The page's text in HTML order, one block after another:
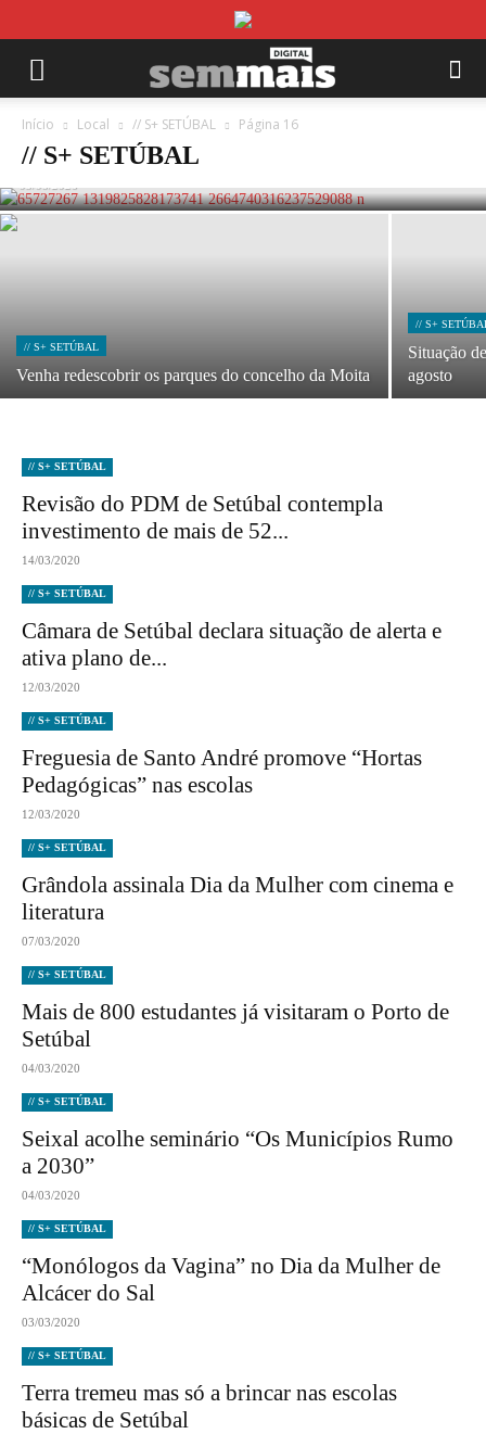
Início Local // S+ SETÚBAL Página 16
// S+ SETÚBAL
// S+ SETÚBAL
Festas do Barreiro: Dez dias de arromba
// S+ SETÚBAL
Venha redescobrir os parques do concelho da Moita
// S+
Situação
agosto
// S+ SETÚBAL
Revisão do PDM de Setúbal contempla
investimento de mais de 52...
14/03/2020
// S+ SETÚBAL
Câmara de Setúbal declara situação de alerta e
ativa plano de...
12/03/2020
// S+ SETÚBAL
Freguesia de Santo André promove “Hortas
Pedagógicas” nas escolas
12/03/2020
// S+ SETÚBAL
Grândola assinala Dia da Mulher com cinema e
literatura
07/03/2020
// S+ SETÚBAL
Mais de 800 estudantes já visitaram o Porto de
Setúbal
04/03/2020
// S+ SETÚBAL
Seixal acolhe seminário “Os Municípios Rumo
a 2030”
04/03/2020
// S+ SETÚBAL
“Monólogos da Vagina” no Dia da Mulher de
Alcácer do Sal
03/03/2020
// S+ SETÚBAL
Terra tremeu mas só a brincar nas escolas
básicas de Setúbal